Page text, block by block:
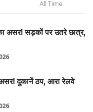
All Time
असर! सड़कों पर उतरे छात्र,
दुकानें ठप, आरा रेलवे